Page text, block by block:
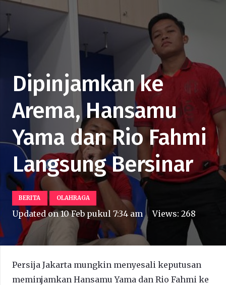
Dipinjamkan ke
Arema, Hansamu
Yama dan Rio Fahmi
Langsung Bersinar
BERITA OLAHRAGA
Updated on10 Feb pukul 7:34 am Views:268
Persija Jakarta mungkin menyesali keputusan
meminjamkan Hansamu Yama dan Rio Fahmi ke